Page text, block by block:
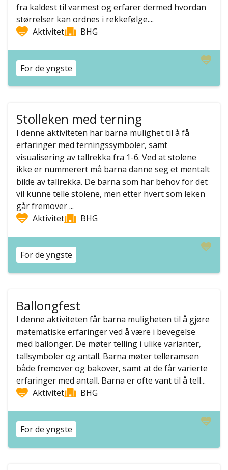
fra kaldest til varmest og erfarer dermed hvordan
størrelser kan ordnes i rekkefølge....
Aktivitet
BHG
For de yngste
Stolleken med terning
I denne aktiviteten har barna mulighet til å få
erfaringer med terningssymboler, samt
visualisering av tallrekka fra 1-6. Ved at stolene
ikke er nummerert må barna danne seg et mentalt
bilde av tallrekka. De barna som har behov for det
vil kunne telle stolene, men etter hvert som leken
går fremover ...
Aktivitet
BHG
For de yngste
Ballongfest
I denne aktiviteten får barna muligheten til å gjøre
matematiske erfaringer ved å være i bevegelse
med ballonger. De møter telling i ulike varianter,
tallsymboler og antall. Barna møter telleramsen
både fremover og bakover, samt at de får varierte
erfaringer med antall. Barna er ofte vant til å tell...
Aktivitet
BHG
For de yngste